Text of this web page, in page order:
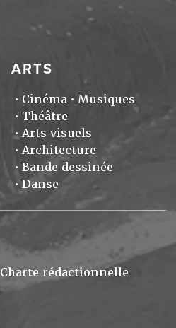
ARTS
Cinéma
Musiques
Théâtre
Arts visuels
Architecture
Bande dessinée
Danse
Charte rédactionnelle